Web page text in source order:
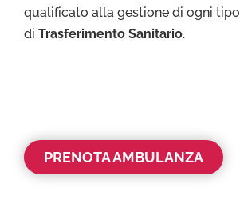
qualificato alla gestione di ogni tipo
di Trasferimento Sanitario.
PRENOTA AMBULANZA